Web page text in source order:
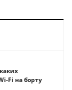
Fi на борту